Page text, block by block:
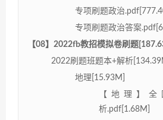
专项刷题政治
专项刷题政治答案
【08】2022fb教招模拟卷刷题
2022刷题班题本+解析
地理[15.93M]
【地理】
析.pdf[1.68M]